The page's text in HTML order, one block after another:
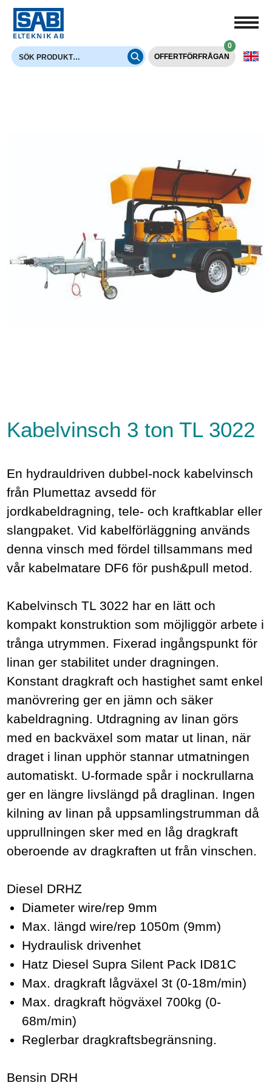
OFFERTFÖRFRÅGAN
0
Kabelvinsch 3 ton TL 3022
En hydrauldriven dubbel-nock kabelvinsch
från Plumettaz avsedd för
jordkabeldragning, tele- och kraftkablar eller
slangpaket. Vid kabelförläggning används
denna vinsch med fördel tillsammans med
vår kabelmatare DF6 för push&pull metod.
Kabelvinsch TL 3022 har en lätt och
kompakt konstruktion som möjliggör arbete i
trånga utrymmen. Fixerad ingångspunkt för
linan ger stabilitet under dragningen.
Konstant dragkraft och hastighet samt enkel
manövrering ger en jämn och säker
kabeldragning. Utdragning av linan görs
med en backväxel som matar ut linan, när
draget i linan upphör stannar utmatningen
automatiskt. U-formade spår i nockrullarna
ger en längre livslängd på draglinan. Ingen
kilning av linan på uppsamlingstrumman då
upprullningen sker med en låg dragkraft
oberoende av dragkraften ut från vinschen.
Diesel DRHZ
Diameter wire/rep 9mm
Max. längd wire/rep 1050m (9mm)
Hydraulisk drivenhet
Hatz Diesel Supra Silent Pack ID81C
Max. dragkraft lågväxel 3t (0-18m/min)
Max. dragkraft högväxel 700kg (0-
68m/min)
Reglerbar dragkraftsbegränsning.
Bensin DRH